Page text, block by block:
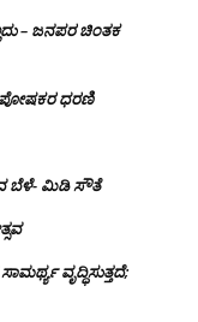
– ಜನಪರ ಚಿಂತಕ
ಪೋಷಕರ ಧರಣಿ
ಬೆಳೆ- ಮಿಡಿ ಸೌತೆ
ವೃದ್ಧಿಸುತ್ತದೆ;